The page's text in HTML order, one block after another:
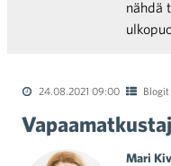
nähdä
24.08.2021 09:00 Blogit
Mari